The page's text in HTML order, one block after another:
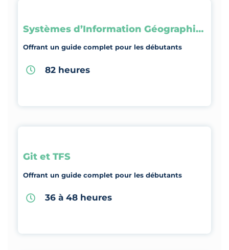
Systèmes d’Information Géographique
Offrant un guide complet pour les débutants
82 heures
Git et TFS
Offrant un guide complet pour les débutants
36 à 48 heures